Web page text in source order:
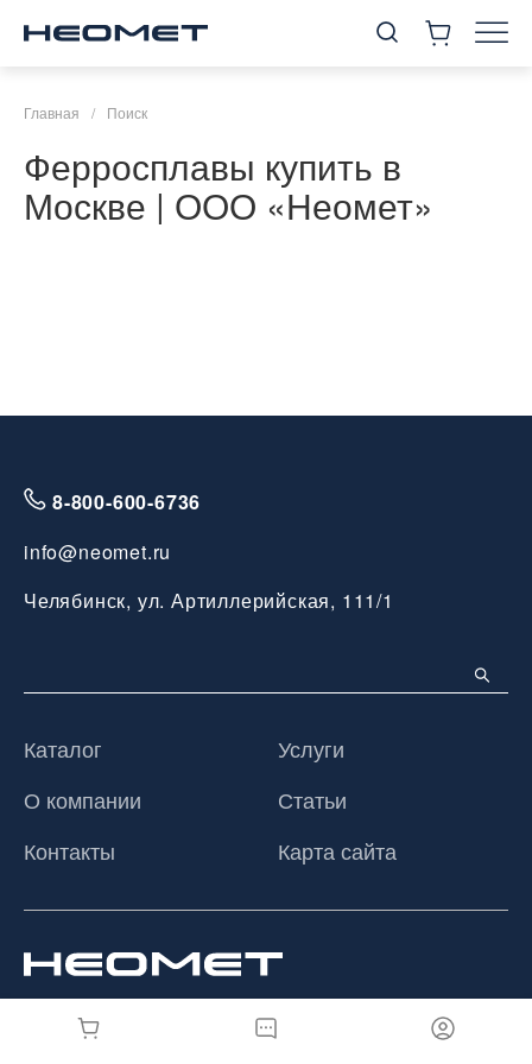
Главная / Поиск
Ферросплавы купить в
Москве | ООО «Неомет»
8-800-600-6736
info@neomet.ru
Челябинск, ул. Артиллерийская, 111/1
Каталог
Услуги
О компании
Статьи
Контакты
Карта сайта
© 2026 ООО «Неомет», Все права защищены